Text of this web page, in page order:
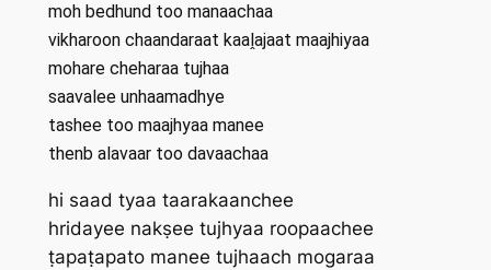
moh bedhund too manaachaa
vikharoon chaandaraat kaaḽajaat maajhiyaa
mohare cheharaa tujhaa
saavalee unhaamadhye
tashee too maajhyaa manee
thenb alavaar too davaachaa
hi saad tyaa taarakaanchee
hridayee nakṣee tujhyaa roopaachee
ṭapaṭapato manee tujhaach mogaraa